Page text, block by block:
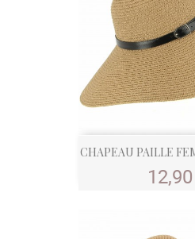
CHAPEAU PAILLE
Prix